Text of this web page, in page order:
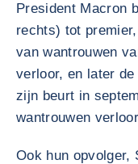
President Macron
rechts) tot
van wantrouwen
verloor, en later
zijn beurt in
wantrouwen
Ook hun opvolger,